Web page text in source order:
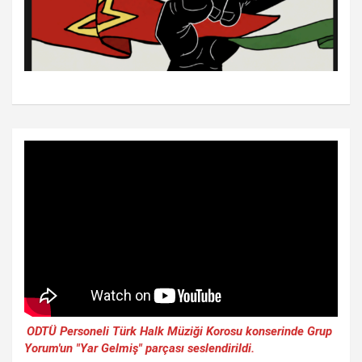
ODTÜ Personeli Türk Halk Müziği Korosu konserinde Grup
Yorum'un "Yar Gelmiş" parçası seslendirildi.